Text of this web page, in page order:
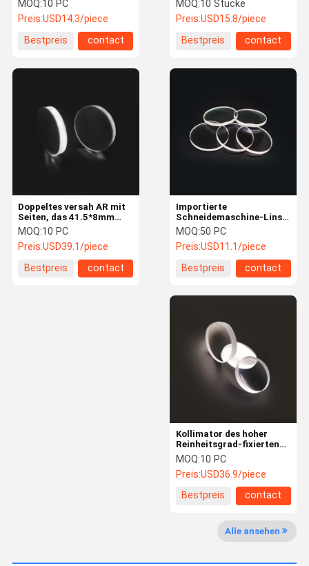
Ausflug
MOQ:10 Stücke
Preis:USD15.8/piece
Bestpreis
contact
MOQ:10 PC
Preis:USD14.3/piece
Bestpreis
contact
Importierte
Schneidemaschine-Linse
des Quarz-99% 38.1mm
Laser-3000W
MOQ:50 PC
Preis:USD11.1/piece
Bestpreis
contact
Doppeltes versah AR mit
Seiten, das 41.5*8mm
Fokussierungslinse
Lasers FL125 beschichtet
MOQ:10 PC
Preis:USD39.1/piece
Bestpreis
contact
Kollimator des hoher
Reinheitsgrad-fixierten
Silikon-34*8.3mm Laser-
F200
MOQ:10 PC
Preis:USD36.9/piece
Bestpreis
contact
Alle ansehen